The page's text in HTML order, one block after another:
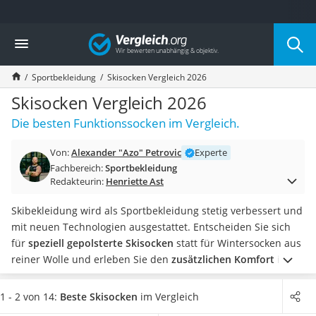
Die beliebtesten Vergleiche nach Kategorie
Freizeit & Sport
Gartentrampolin
Trampolin
Metalldetektor
Eufab-Fahrradträger
Trampolin 366 cm
Aluminium-Koffer
Futterboot
E-Bike-Dreirad
Trekkingschuhe Herren
Reisetasche mit Rollen
Klimmzugstation
Koffer
Nachtsichtgerät
Vergleich
Sportbekleidung Skisocken Vergleich 2026
Skisocken Vergleich 2026
Die besten Funktionssocken im Vergleich.
Von:Alexander "Azo" Petrovic
Experte
Fachbereich:Sportbekleidung
Redakteurin: Henriette Ast
Skibekleidung wird als Sportbekleidung stetig verbessert und
mit neuen Technologien ausgestattet. Entscheiden Sie sich
für speziell gepolsterte Skisocken statt für Wintersocken aus
reiner Wolle und erleben Sie den zusätzlichen Komfort im
nächsten Skiurlaub. Gepolsterte Skisocken beugen Blasen
vor und dämpfen Sprünge . Als Ski-Kompressionsstrümpfe
1 - 2 von 14: Beste Skisocken im Vergleich